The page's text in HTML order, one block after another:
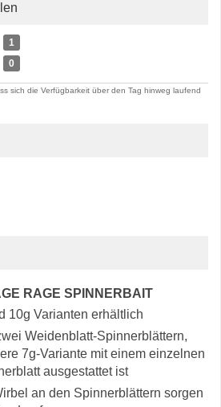
1
0
sich die Verfügbarkeit über den Tag hinweg laufend
RAGE SPINNERBAIT
10g Varianten erhältlich
Weidenblatt-Spinnerblättern,
7g-Variante mit einem einzelnen
ausgestattet ist
an den Spinnerblättern sorgen